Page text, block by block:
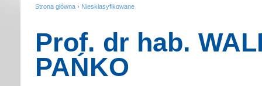
Strona główna › Niesklasyfikowane
Prof. dr hab.
PAŃKO